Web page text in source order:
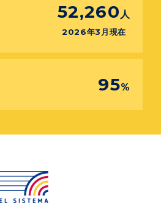
52,260 人
2026年3月現在
95%